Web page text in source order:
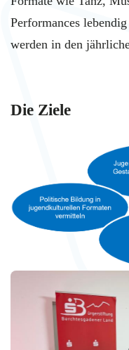
Performances
werden in den
Die Ziele